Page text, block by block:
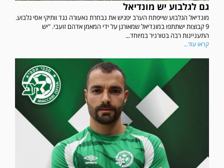
גם לגלבוע יש מונדיאל
מונדיאל הגלבוע שייפתח הערב יפגיש את נבחרת נאעורה נגד וותיקי אסי גלבוע.
9 קבוצות ישתתפו במונדיאל שמאורגן על ידי המאמן אדהם זועבי. "יש
התעניינות רבה בטורניר במיוחד...
קראו עוד...